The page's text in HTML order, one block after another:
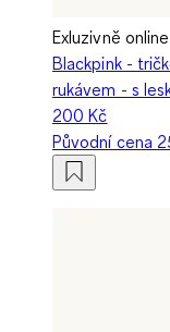
Exluzivně online
Blackpink -
rukávem - s
200 Kč
Původní cena